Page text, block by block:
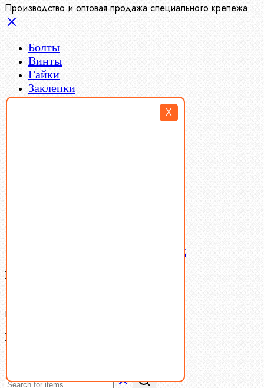
X
Производство и оптовая продажа специального крепежа
Болты
Винты
Гайки
Заклепки
Пресс-масленки
Латунный и бронзовый крепеж
Ваша корзина
В корзине нет товаров.
Поиск